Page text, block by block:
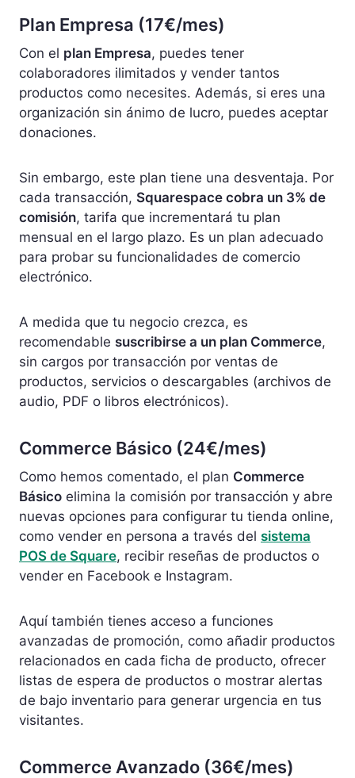
Plan Empresa (17€/mes)
Con el plan Empresa, puedes tener
colaboradores ilimitados y vender tantos
productos como necesites. Además, si eres una
organización sin ánimo de lucro, puedes aceptar
donaciones.
Sin embargo, este plan tiene una desventaja. Por
cada transacción, Squarespace cobra un 3% de
comisión, tarifa que incrementará tu plan
mensual en el largo plazo. Es un plan adecuado
para probar su funcionalidades de comercio
electrónico.
A medida que tu negocio crezca, es
recomendable suscribirse a un plan Commerce,
sin cargos por transacción por ventas de
productos, servicios o descargables (archivos de
audio, PDF o libros electrónicos).
Commerce Básico (24€/mes)
Como hemos comentado, el plan Commerce
Básico elimina la comisión por transacción y abre
nuevas opciones para configurar tu tienda online,
como vender en persona a través del sistema
POS de Square, recibir reseñas de productos o
vender en Facebook e Instagram.
Aquí también tienes acceso a funciones
avanzadas de promoción, como añadir productos
relacionados en cada ficha de producto, ofrecer
listas de espera de productos o mostrar alertas
de bajo inventario para generar urgencia en tus
visitantes.
Commerce Avanzado (36€/mes)